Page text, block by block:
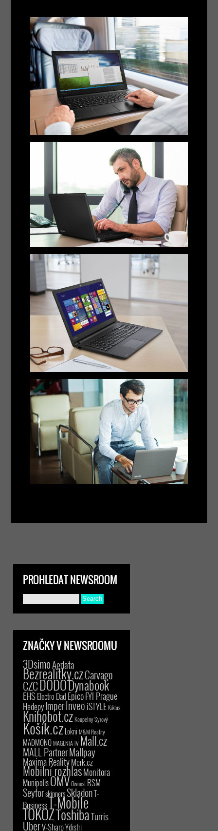
PROHLEDAT NEWSROOM
ZNAČKY V NEWSROOMU
3DsimoAgdata
Bezrealitky.czCarvago
CZCDODODynabook
EHSElectro Dad EpicoFYI Prague
HedepyImperInveoiSTYLE Kaktus
Knihobot.czKoupelny Syrový
Košík.czLokni M&M Reality
MADMONQMAGENTA TV Mall.cz
MALL PartnerMallpay
Maxima RealityMerk.cz
Mobilní rozhlasMonitora
MunipolisOMVOwnest RSM
SeyforskinnersSkladonT-
BusinessT-Mobile
TOKOZToshibaTurris
UberV-SharpYdistri